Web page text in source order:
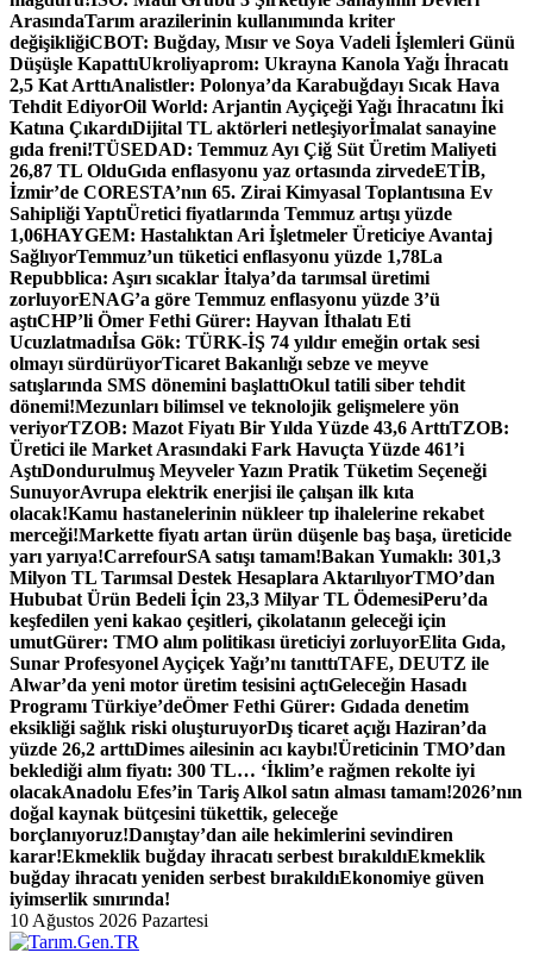
ArasındaTarım arazilerinin kullanımında kriter
değişikliğiCBOT: Buğday, Mısır ve Soya Vadeli İşlemleri Günü
Düşüşle KapattıUkroliyaprom: Ukrayna Kanola Yağı İhracatı
2,5 Kat ArttıAnalistler: Polonya’da Karabuğdayı Sıcak Hava
Tehdit EdiyorOil World: Arjantin Ayçiçeği Yağı İhracatını İki
Katına ÇıkardıDijital TL aktörleri netleşiyorİmalat sanayine
gıda freni!TÜSEDAD: Temmuz Ayı Çiğ Süt Üretim Maliyeti
26,87 TL OlduGıda enflasyonu yaz ortasında zirvedeETİB,
İzmir’de CORESTA’nın 65. Zirai Kimyasal Toplantısına Ev
Sahipliği YaptıÜretici fiyatlarında Temmuz artışı yüzde
1,06HAYGEM: Hastalıktan Ari İşletmeler Üreticiye Avantaj
SağlıyorTemmuz’un tüketici enflasyonu yüzde 1,78La
Repubblica: Aşırı sıcaklar İtalya’da tarımsal üretimi
zorluyorENAG’a göre Temmuz enflasyonu yüzde 3’ü
aştıCHP’li Ömer Fethi Gürer: Hayvan İthalatı Eti
Ucuzlatmadıİsa Gök: TÜRK-İŞ 74 yıldır emeğin ortak sesi
olmayı sürdürüyorTicaret Bakanlığı sebze ve meyve
satışlarında SMS dönemini başlattıOkul tatili siber tehdit
dönemi!Mezunları bilimsel ve teknolojik gelişmelere yön
veriyorTZOB: Mazot Fiyatı Bir Yılda Yüzde 43,6 ArttıTZOB:
Üretici ile Market Arasındaki Fark Havuçta Yüzde 461’i
AştıDondurulmuş Meyveler Yazın Pratik Tüketim Seçeneği
SunuyorAvrupa elektrik enerjisi ile çalışan ilk kıta
olacak!Kamu hastanelerinin nükleer tıp ihalelerine rekabet
merceği!Markette fiyatı artan ürün düşenle baş başa, üreticide
yarı yarıya!CarrefourSA satışı tamam!Bakan Yumaklı: 301,3
Milyon TL Tarımsal Destek Hesaplara AktarılıyorTMO’dan
Hububat Ürün Bedeli İçin 23,3 Milyar TL ÖdemesiPeru’da
keşfedilen yeni kakao çeşitleri, çikolatanın geleceği için
umutGürer: TMO alım politikası üreticiyi zorluyorElita Gıda,
Sunar Profesyonel Ayçiçek Yağı’nı tanıttıTAFE, DEUTZ ile
Alwar’da yeni motor üretim tesisini açtıGeleceğin Hasadı
Programı Türkiye’deÖmer Fethi Gürer: Gıdada denetim
eksikliği sağlık riski oluşturuyorDış ticaret açığı Haziran’da
yüzde 26,2 arttıDimes ailesinin acı kaybı!Üreticinin TMO’dan
beklediği alım fiyatı: 300 TL… ‘İklim’e rağmen rekolte iyi
olacakAnadolu Efes’in Tariş Alkol satın alması tamam!2026’nın
doğal kaynak bütçesini tükettik, geleceğe
borçlanıyoruz!Danıştay’dan aile hekimlerini sevindiren
karar!Ekmeklik buğday ihracatı serbest bırakıldıEkmeklik
buğday ihracatı yeniden serbest bırakıldıEkonomiye güven
iyimserlik sınırında!
10 Ağustos 2026 Pazartesi